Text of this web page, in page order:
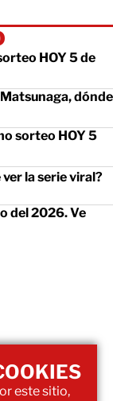
HOY 5 de
Matsunaga, dónde
sorteo HOY 5
la serie viral?
del 2026. Ve
este sitio,